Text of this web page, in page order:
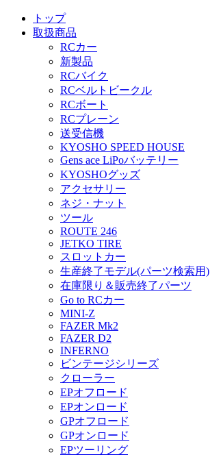
トップ
取扱商品
RCカー
新製品
RCバイク
RCベルトビークル
RCボート
RCプレーン
送受信機
KYOSHO SPEED HOUSE
Gens ace LiPoバッテリー
KYOSHOグッズ
アクセサリー
ネジ・ナット
ツール
ROUTE 246
JETKO TIRE
スロットカー
生産終了モデル(パーツ検索用)
在庫限り＆販売終了パーツ
Go to RCカー
MINI-Z
FAZER Mk2
FAZER D2
INFERNO
ビンテージシリーズ
クローラー
EPオフロード
EPオンロード
GPオフロード
GPオンロード
EPツーリング